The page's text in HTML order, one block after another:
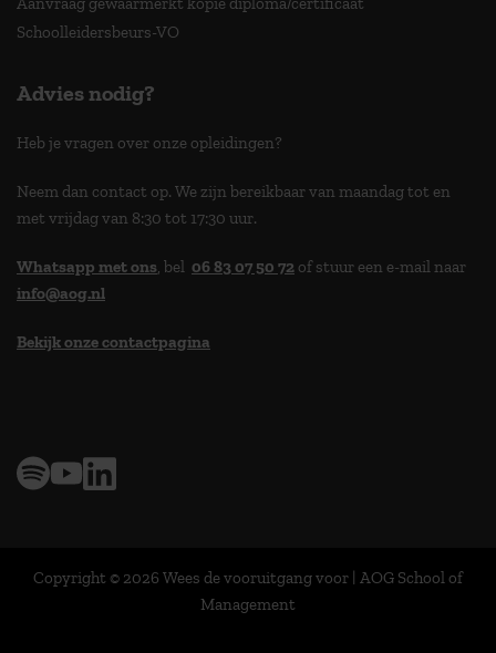
Schoolleidersbeurs-VO
Advies nodig?
Heb je vragen over onze opleidingen?
Neem dan contact op. We zijn bereikbaar van maandag tot en
met vrijdag van 8:30 tot 17:30 uur.
Whatsapp met ons, bel 06 83 07 50 72 of stuur een e-mail naar
info@aog.nl
Bekijk onze contactpagina
Copyright © 2026 Wees de vooruitgang voor | AOG School of
Management